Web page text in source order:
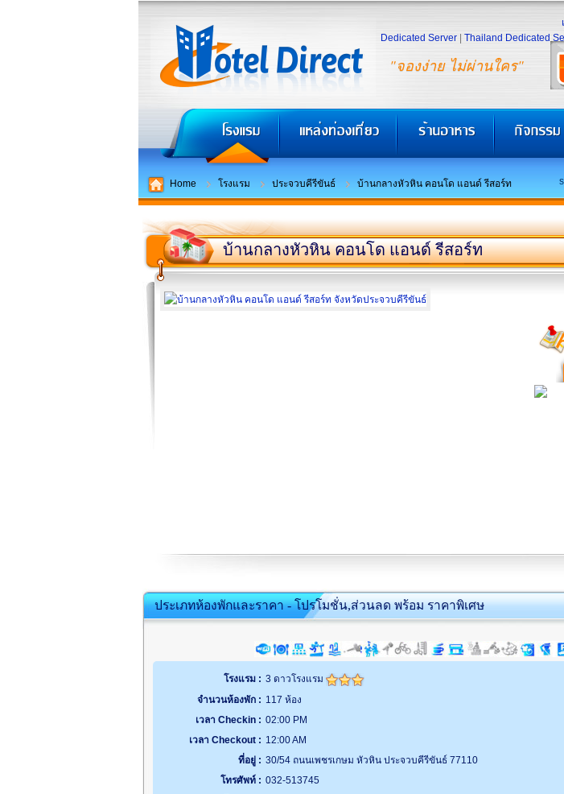
"จองง่าย ไม่ผ่านใคร"
Dedicated Server
Thailand Dedicated
Home โรงแรม ประจวบคีรีขันธ์ บ้านกลางหัวหิน คอนโด แอนด์ รีสอร์ท
บ้านกลางหัวหิน คอนโด แอนด์ รีสอร์ท
ประเภทห้องพักและราคา - โปรโมชั่น,ส่วนลด พร้อม ราคาพิเศษ
โรงแรม : 3 ดาวโรงแรม
จำนวนห้องพัก : 117 ห้อง
เวลา Checkin : 02:00 PM
เวลา Checkout : 12:00 AM
ที่อยู่ : 30/54 ถนนเพชรเกษม หัวหิน ประจวบคีรีขันธ์ 77110
โทรศัพท์ : 032-513745